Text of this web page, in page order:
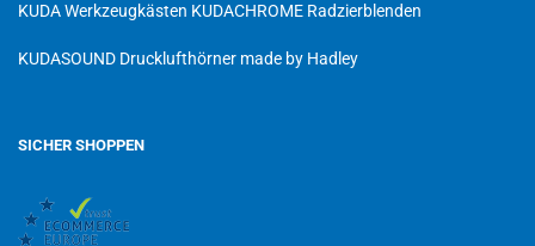
KUDA Werkzeugkästen KUDACHROME Radzierblenden
KUDASOUND Drucklufthörner made by Hadley
SICHER SHOPPEN